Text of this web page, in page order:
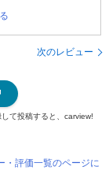
次のレビュー
て投稿すると、carview!
・評価一覧のページに